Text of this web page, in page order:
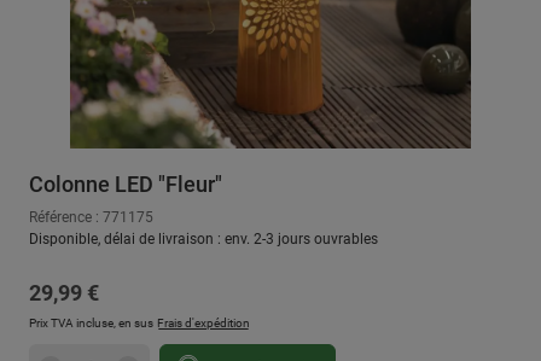
Colonne LED "Fleur"
Référence : 771175
Disponible, délai de livraison : env. 2-3 jours ouvrables
Prix régulier :
29,99 €
Prix TVA incluse, en sus Frais d'expédition